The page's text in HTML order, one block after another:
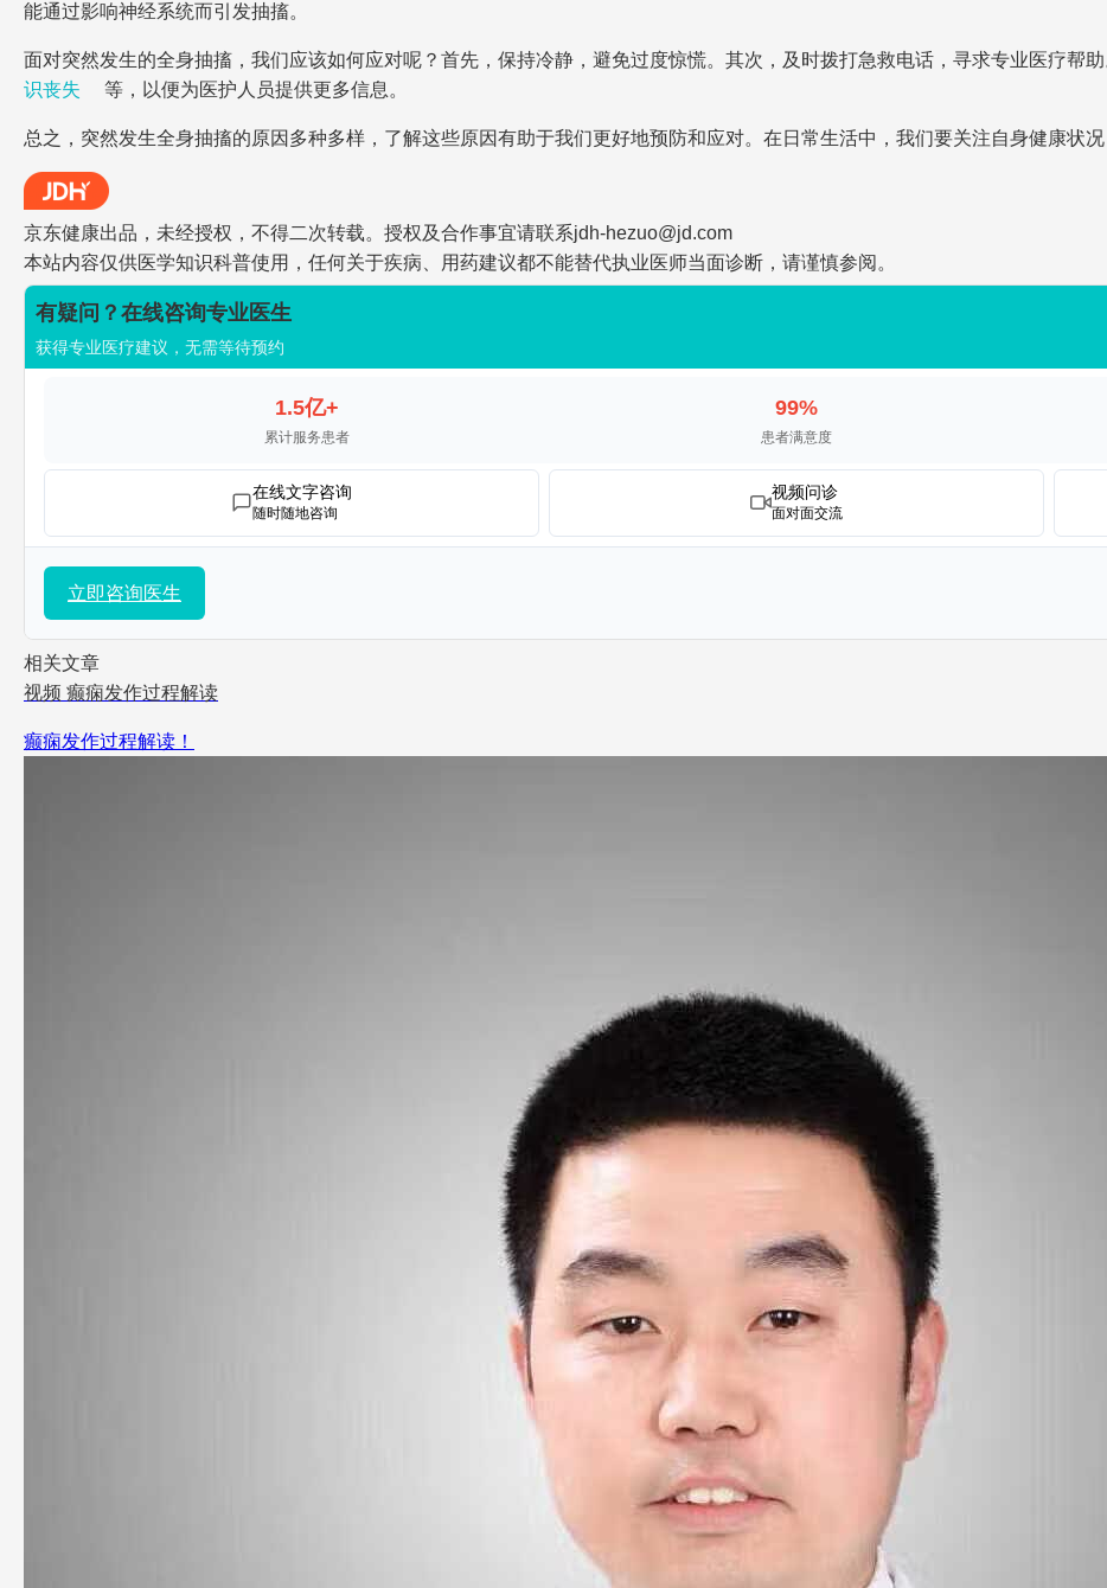
能通过影响神经系统而引发抽搐。
面对突然发生的全身抽搐，我们应该如何应对呢？首先，保持冷静，避免过度惊慌。其次，及时拨打急救电话，寻求专业医疗帮
识丧失
等，以便为医护人员提供更多信息。
总之，突然发生全身抽搐的原因多种多样，了解这些原因有助于我们更好地预防和应对。在日常生活中，我们要关注自身健康状
京东健康出品，未经授权，不得二次转载。授权及合作事宜请联系jdh-hezuo@jd.com
本站内容仅供医学知识科普使用，任何关于疾病、用药建议都不能替代执业医师当面诊断，请谨慎参阅。
有疑问？在线咨询专业医生
获得专业医疗建议，无需等待预约
1.5亿+
累计服务患者
99%
患者满意度
在线文字咨询
随时随地咨询
视频问诊
面对面交流
立即咨询医生
相关文章
视频 癫痫发作过程解读
癫痫发作过程解读！